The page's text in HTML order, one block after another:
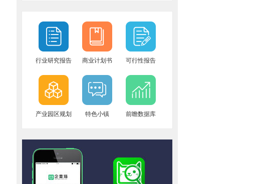
行业研究报告 商业计划书 可行性报告
产业园区规划 特色小镇 前瞻数据库